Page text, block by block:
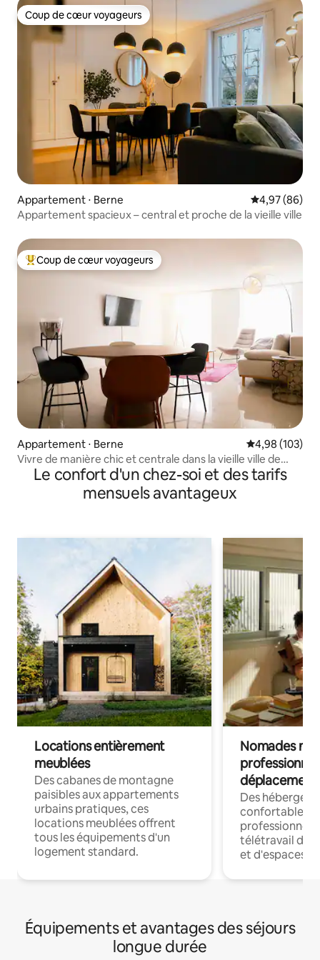
Coup de cœur voyageurs
Coup de cœur voyageurs
Appartement ⋅ Berne Évaluation
4,97 (86)
Appartement spacieux – central et proche de la vieille ville
Coups de cœur voyageurs les plus appréciés
Coup de cœur voyageurs
Appartement ⋅ Berne Évaluation
4,98 (103)
Vivre de manière chic et centrale dans la vieille ville de
BerneLe confort d'un chez-soi et des tarifs
mensuels avantageux
Locations entièrement
meublées
Des cabanes de montagne
paisibles aux appartements
urbains pratiques, ces
locations meublées offrent
tous les équipements d'un
logement standard.
Nomades
déplacement
Des
confortables
professionnels
télétravail
et d'espaces
Équipements et avantages des séjours
longue durée